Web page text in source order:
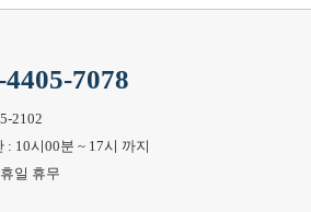
4405-7078
2102
: 10시00분 ~ 17시 까지
일 휴무